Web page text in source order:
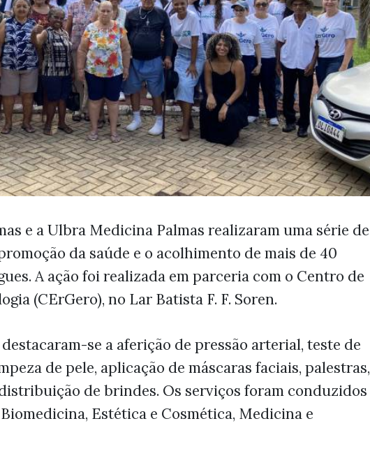
e a Ulbra Medicina Palmas realizaram uma série de
da saúde e o acolhimento de mais de 40
A ação foi realizada em parceria com o Centro de
(CErGero), no Lar Batista F. F. Soren.
se a aferição de pressão arterial, teste de
de pele, aplicação de máscaras faciais, palestras,
de brindes. Os serviços foram conduzidos
Estética e Cosmética, Medicina e